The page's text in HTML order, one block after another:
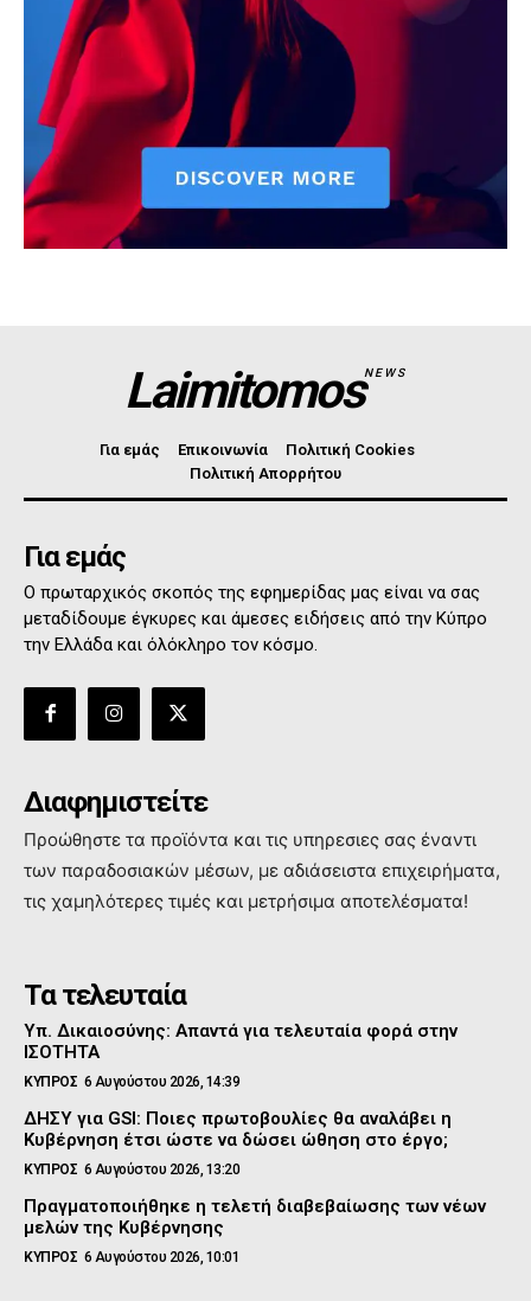
LaimitomosNEWS
Για εμάς Επικοινωνία
Πολιτική Cookies
Πολιτική Απορρήτου
Για εμάς
Ο πρωταρχικός σκοπός της εφημερίδας μας είναι να σας
μεταδίδουμε έγκυρες και άμεσες ειδήσεις από την Κύπρο
την Ελλάδα και όλόκληρο τον κόσμο.
Διαφημιστείτε
Προώθηστε τα προϊόντα και τις υπηρεσιες σας έναντι
των παραδοσιακών μέσων, με αδιάσειστα επιχειρήματα,
τις χαμηλότερες τιμές και μετρήσιμα αποτελέσματα!
Τα τελευταία
Υπ. Δικαιοσύνης: Απαντά για τελευταία φορά στην
ΙΣΟΤΗΤΑ
ΚΥΠΡΟΣ 6 Αυγούστου 2026, 14:39
ΔΗΣΥ για GSI: Ποιες πρωτοβουλίες θα αναλάβει η
Κυβέρνηση έτσι ώστε να δώσει ώθηση στο έργο;
ΚΥΠΡΟΣ 6 Αυγούστου 2026, 13:20
Πραγματοποιήθηκε η τελετή διαβεβαίωσης των νέων
μελών της Κυβέρνησης
ΚΥΠΡΟΣ 6 Αυγούστου 2026, 10:01